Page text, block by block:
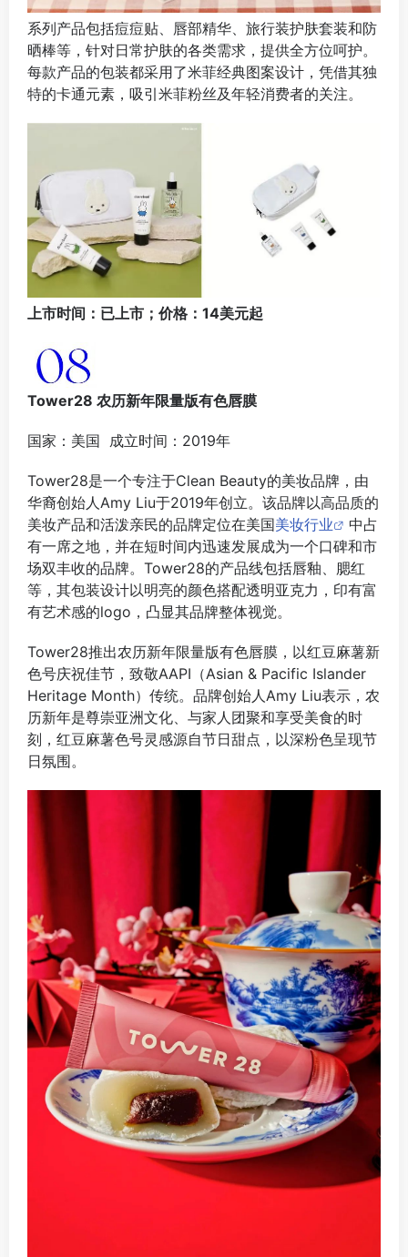
系列产品包括痘痘贴、唇部精华、旅行装护肤套装和防
晒棒等，针对日常护肤的各类需求，提供全方位呵护。
每款产品的包装都采用了米菲经典图案设计，凭借其独
特的卡通元素，吸引米菲粉丝及年轻消费者的关注。
上市时间：已上市；价格：14美元起
Tower28 农历新年限量版有色唇膜
国家：美国 成立时间：2019年
Tower28是一个专注于Clean Beauty的美妆品牌，由
华裔创始人Amy Liu于2019年创立。‌该品牌以高品质的
美妆产品和活泼亲民的品牌定位在美国美妆行业
中占
有一席之地，并在短时间内迅速发展成为一个口碑和市
场双丰收的品牌。Tower28的产品线包括唇釉、腮红
等，其包装设计以明亮的颜色搭配透明亚克力，印有富
有艺术感的logo，凸显其品牌整体视觉。‌
Tower28推出农历新年限量版有色唇膜，以红豆麻薯新
色号庆祝佳节，致敬AAPI（Asian & Pacific Islander
Heritage Month）传统。品牌创始人Amy Liu表示，农
历新年是尊崇亚洲文化、与家人团聚和享受美食的时
刻，红豆麻薯色号灵感源自节日甜点，以深粉色呈现节
日氛围。